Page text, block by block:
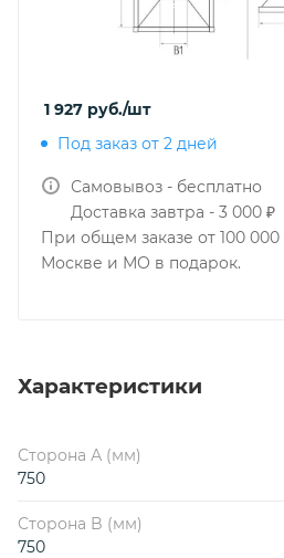
1 927 руб./шт
Под заказ от 2 дней
Самовывоз - бесплатно
Доставка завтра - 3 000 ₽
При общем заказе от 100 000
Москве и МО в подарок.
Характеристики
Сторона А (мм)
750
Сторона B (мм)
750